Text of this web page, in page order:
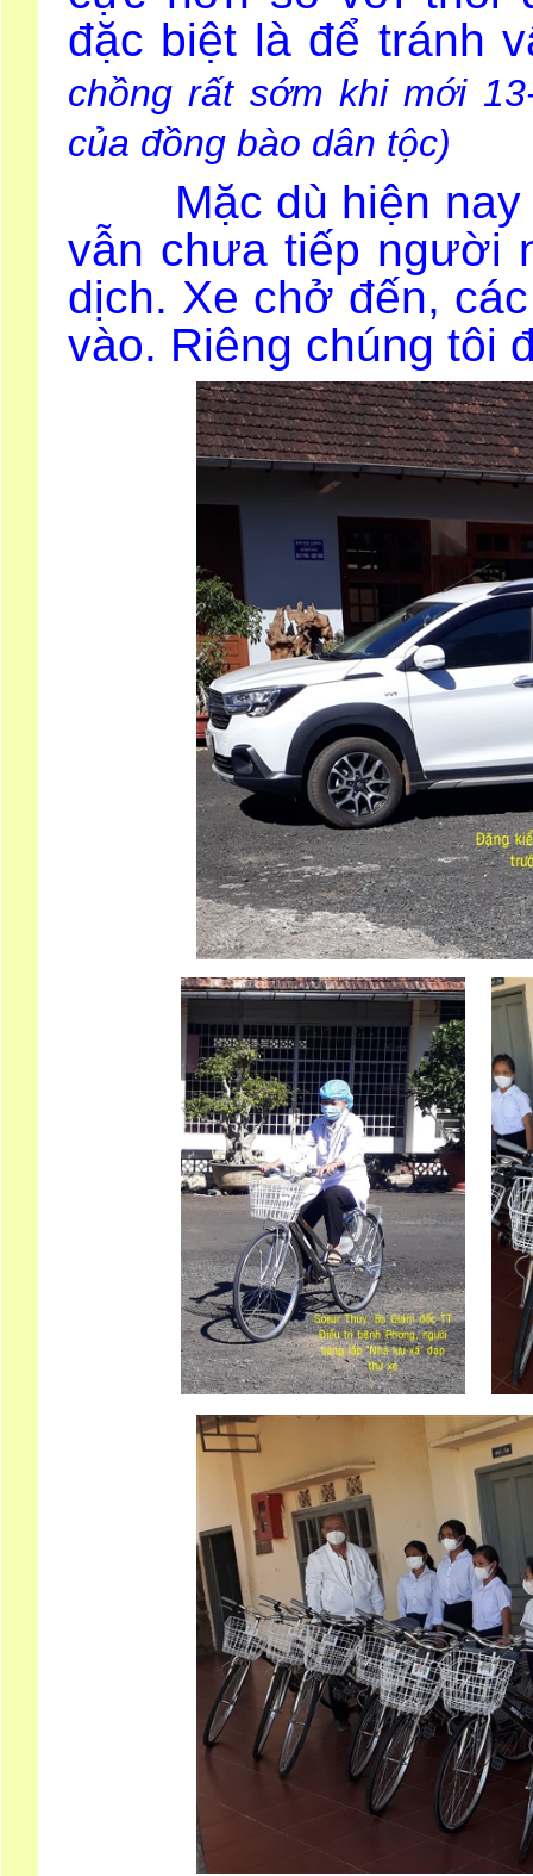
đặc biệt là để tránh
chồng rất sớm khi mới
của đồng bào dân tộc)
Mặc dù hiện nay
vẫn chưa tiếp người
dịch. Xe chở đến,
vào. Riêng chúng tôi